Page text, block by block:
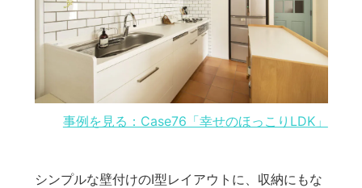
事例を見る：Case76「幸せのほっこりLDK」
シンプルな壁付けのI型レイアウトに、収納にもな